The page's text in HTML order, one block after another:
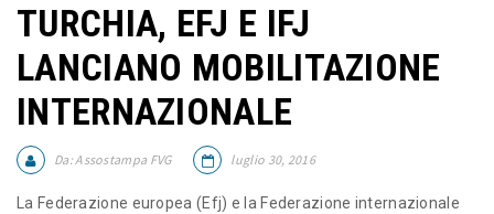
TURCHIA, EFJ E IFJ
LANCIANO MOBILITAZIONE
INTERNAZIONALE
Da:Assostampa FVG luglio 30, 2016
La Federazione europea (Efj) e la Federazione internazionale